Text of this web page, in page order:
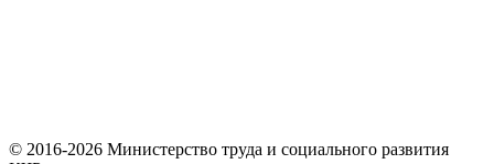
© 2016-2026 Министерство труда и социального развития